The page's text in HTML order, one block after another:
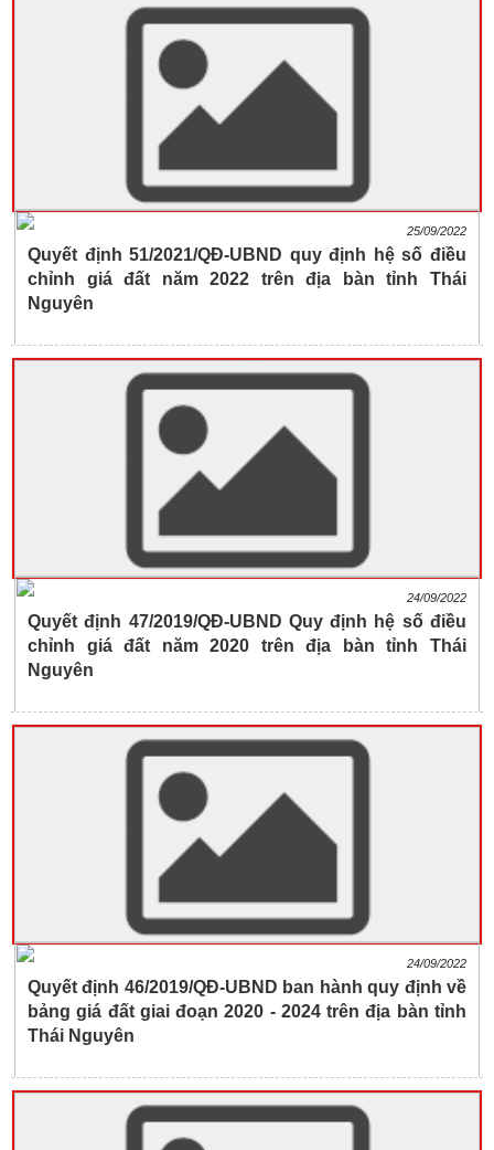
25/09/2022
Quyết định 51/2021/QĐ-UBND quy định hệ số điều
chỉnh giá đất năm 2022 trên địa bàn tỉnh Thái
Nguyên
24/09/2022
Quyết định 47/2019/QĐ-UBND Quy định hệ số điều
chỉnh giá đất năm 2020 trên địa bàn tỉnh Thái
Nguyên
24/09/2022
Quyết định 46/2019/QĐ-UBND ban hành quy định về
bảng giá đất giai đoạn 2020 - 2024 trên địa bàn tỉnh
Thái Nguyên